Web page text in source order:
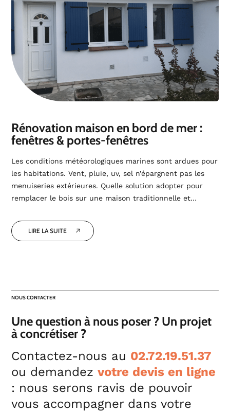
Rénovation maison en bord de mer :
fenêtres & portes-fenêtres
Les conditions météorologiques marines sont ardues pour
les habitations. Vent, pluie, uv, sel n’épargnent pas les
menuiseries extérieures. Quelle solution adopter pour
remplacer le bois sur une maison traditionnelle et…
LIRE LA SUITE
NOUS CONTACTER
Une question à nous poser ? Un projet
à concrétiser ?
Contactez-nous au 02.72.19.51.37
ou demandezvotre devis en ligne
: nous serons ravis de pouvoir
vous accompagner dans votre